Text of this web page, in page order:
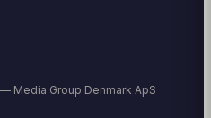
Media Group Denmark ApS